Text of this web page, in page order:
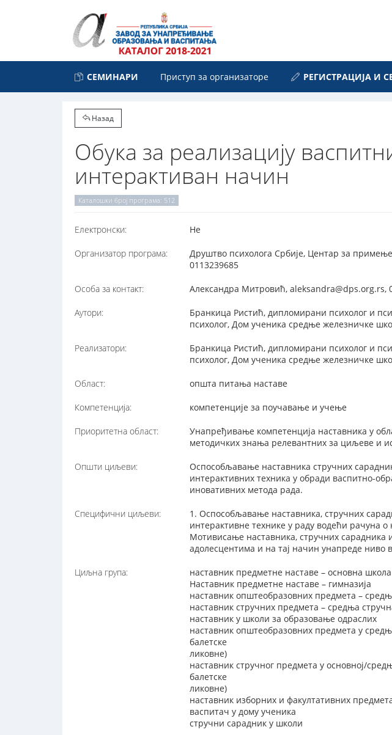
СЕМИНАРИ Приступ за организаторе РЕГИСТРАЦИЈА И
Назад
Обука за реализацију
интерактиван начин
Каталошки број програма: 512
Електронски: Не
Организатор програма:
Друштво психолога Србије, Центар за
0113239685
Особа за контакт: Александра Митровић, aleksandra@dps.org.rs,
Аутори:
Бранкица Ристић, дипломирани психолог и
психолог, Дом ученика средње железничке
Реализатори:
Бранкица Ристић, дипломирани психолог и
психолог, Дом ученика средње железничке
Област: општа питања наставе
Компетенција: компетенције за поучавање и учење
Приоритетна област:
Унапређивање компетенција наставника у
методичких знања релевантних за циљеве и
Општи циљеви:
Оспособљавање наставника стручних
интерактивних техника у обради васпитно-
иновативних метода рада.
Специфични циљеви:
1. Оспособљавање наставника, стручних
интерактивне технике у раду водећи рачуна
Мотивисање наставника, стручних сарадника
адолесцентима и на тај начин унапреде ниво
Циљна група:
наставник предметне наставе – основна школа
Наставник предметне наставе – гимназија
наставник општеобразовних предмета –
наставник стручних предмета – средња
наставник у школи за образовање одраслих
наставник општеобразовних предмета у
балетске
ликовне)
наставник стручног предмета у основној/
балетске
ликовне)
наставник изборних и факултативних
васпитач у дому ученика
стручни сарадник у школи